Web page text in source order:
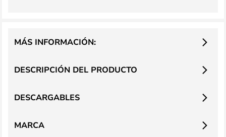
DESCRIPCIÓN DEL PRODUCTO
MÁS INFORMACIÓN:
DESCARGABLES
MARCA